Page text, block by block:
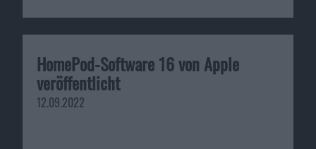
HomePod-Software 16 von Apple
veröffentlicht
12.09.2022